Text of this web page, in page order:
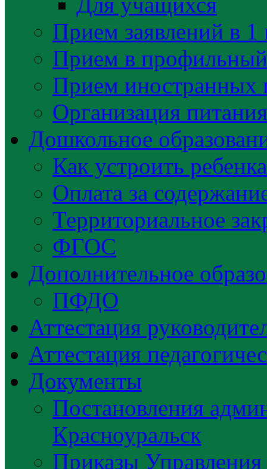
Прием заявлений в 1
Прием в
Прием иностранных
Организация
Дошкольное
Как устроить
Оплата за
Территориальное
ФГОС
Дополнительное
ПФДО
Аттестация
Аттестация
Документы
Постановления
Красноуральск
Приказы Управления